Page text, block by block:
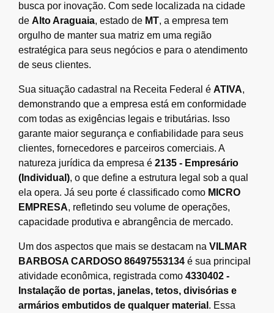
busca por inovação. Com sede localizada na cidade
de Alto Araguaia, estado de MT, a empresa tem
orgulho de manter sua matriz em uma região
estratégica para seus negócios e para o atendimento
de seus clientes.
Sua situação cadastral na Receita Federal é ATIVA,
demonstrando que a empresa está em conformidade
com todas as exigências legais e tributárias. Isso
garante maior segurança e confiabilidade para seus
clientes, fornecedores e parceiros comerciais. A
natureza jurídica da empresa é 2135 - Empresário
(Individual), o que define a estrutura legal sob a qual
ela opera. Já seu porte é classificado como MICRO
EMPRESA, refletindo seu volume de operações,
capacidade produtiva e abrangência de mercado.
Um dos aspectos que mais se destacam na VILMAR
BARBOSA CARDOSO 86497553134 é sua principal
atividade econômica, registrada como 4330402 -
Instalação de portas, janelas, tetos, divisórias e
armários embutidos de qualquer material . Essa